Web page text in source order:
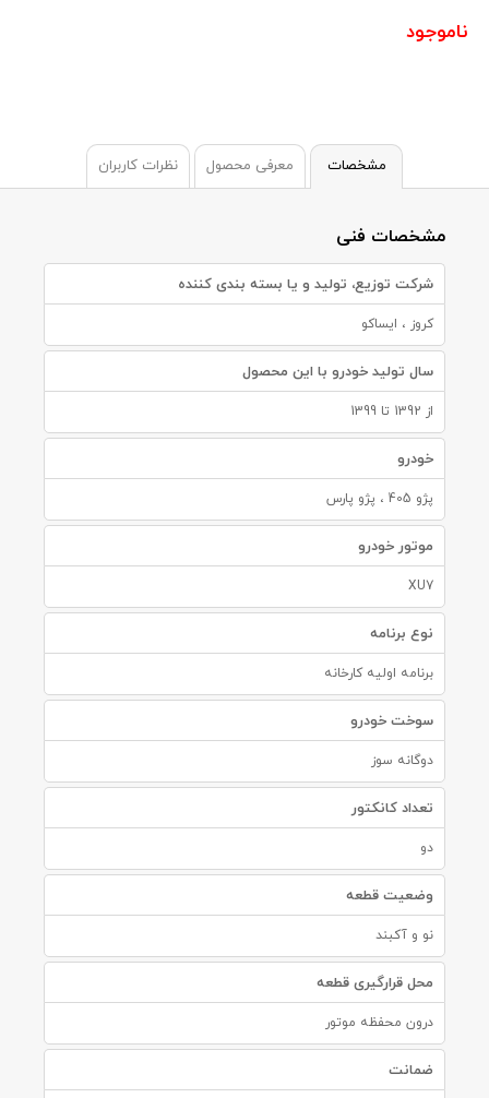
ناموجود
مشخصات معرفی محصول نظرات کاربران
مشخصات فنی
شرکت توزیع، تولید و یا بسته بندی کننده
کروز ، ایساکو
سال تولید خودرو با این محصول
از 1392 تا 1399
خودرو
پژو 405 ، پژو پارس
موتور خودرو
XU7
نوع برنامه
برنامه اولیه کارخانه
سوخت خودرو
دوگانه سوز
تعداد کانکتور
دو
وضعیت قطعه
نو و آکبند
محل قرارگیری قطعه
درون محفظه موتور
ضمانت